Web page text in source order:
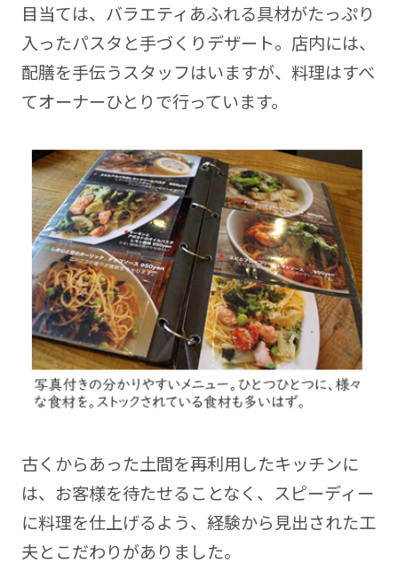
目当ては、バラエティあふれる具材がたっぷり
入ったパスタと手づくりデザート。店内には、
配膳を手伝うスタッフはいますが、料理はすべ
てオーナーひとりで行っています。
古くからあった土間を再利用したキッチンに
は、お客様を待たせることなく、スピーディー
に料理を仕上げるよう、経験から見出された工
夫とこだわりがありました。